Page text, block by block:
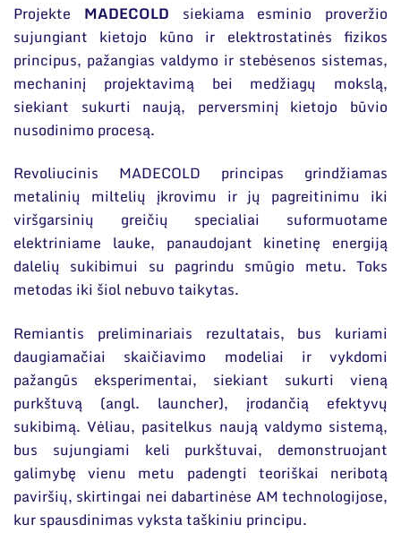
Projekte MADECOLD siekiama esminio proveržio
sujungiant kietojo kūno ir elektrostatinės fizikos
principus, pažangias valdymo ir stebėsenos sistemas,
mechaninį projektavimą bei medžiagų mokslą,
siekiant sukurti naują, perversminį kietojo būvio
nusodinimo procesą.
Revoliucinis MADECOLD principas grindžiamas
metalinių miltelių įkrovimu ir jų pagreitinimu iki
viršgarsinių greičių specialiai suformuotame
elektriniame lauke, panaudojant kinetinę energiją
dalelių sukibimui su pagrindu smūgio metu. Toks
metodas iki šiol nebuvo taikytas.
Remiantis preliminariais rezultatais, bus kuriami
daugiamačiai skaičiavimo modeliai ir vykdomi
pažangūs eksperimentai, siekiant sukurti vieną
purkštuvą (angl. launcher), įrodančią efektyvų
sukibimą. Vėliau, pasitelkus naują valdymo sistemą,
bus sujungiami keli purkštuvai, demonstruojant
galimybę vienu metu padengti teoriškai neribotą
paviršių, skirtingai nei dabartinėse AM technologijose,
kur spausdinimas vyksta taškiniu principu.